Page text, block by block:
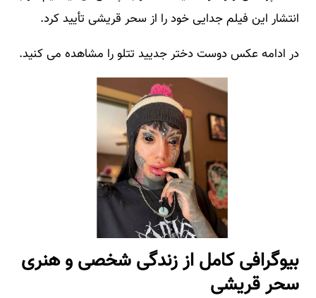
انتشار این فیلم جدایی خود را از سحر قریشی تأیید کرد.
در ادامه عکس دوست دختر جدیید تتلو را مشاهده می کنید.
بیوگرافی کامل از زندگی شخصی و هنری
سحر قریشی